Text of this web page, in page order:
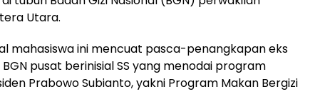
Utara.
mahasiswa ini mencuat pasca-penangkapan eks
pusat berinisial SS yang menodai program
Prabowo Subianto, yakni Program Makan Bergizi